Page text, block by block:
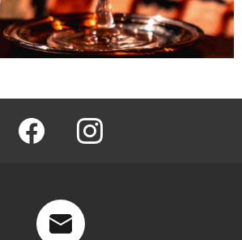
facebook @barmag.fr